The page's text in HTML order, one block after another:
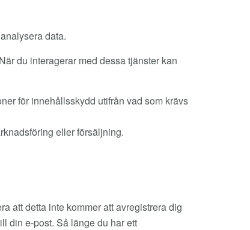
data.
du interagerar med dessa tjänster kan
för innehållsskydd utifrån vad som krävs
eller försäljning.
att detta inte kommer att avregistrera dig
din e-post. Så länge du har ett